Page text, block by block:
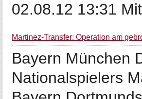
02.08.12 13:31
Martinez-Transfer: Operation am
Bayern München
Nationalspielers